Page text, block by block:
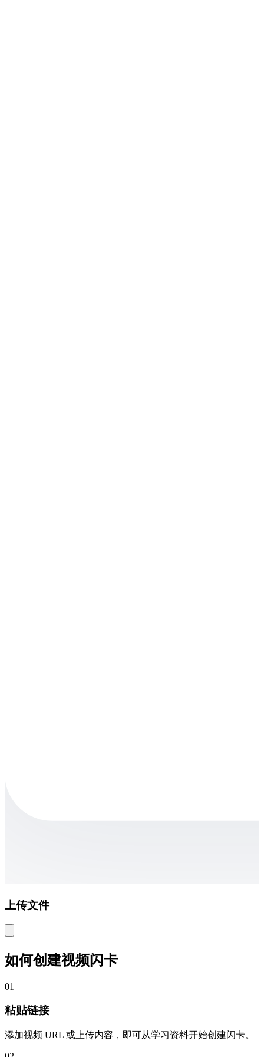
上传文件
如何创建视频闪卡
01
粘贴链接
添加视频 URL 或上传内容，即可从学习资料开始创建闪卡。